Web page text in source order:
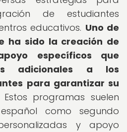
de estudiantes
educativos. Uno de
ha sido la creación de
específicos que
adicionales a los
para garantizar su
Estos programas suelen
como segundo
y apoyo